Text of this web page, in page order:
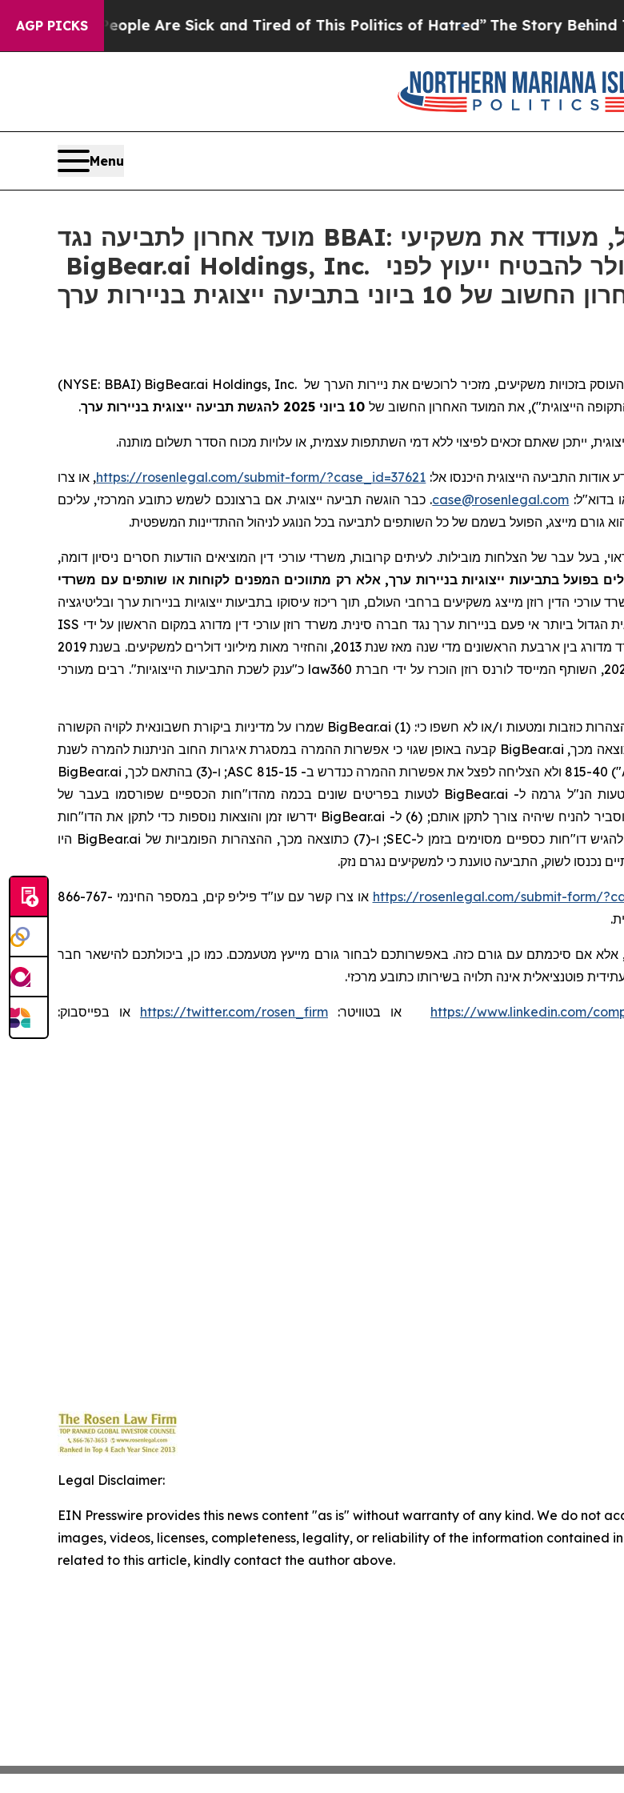
AGP PICKS
“People Are Sick and Tired of This Politics of Hatred”The Story Behind
Menu
מועד אחרון לתביעה נגד BBAI: רוזן, יועץ למשקיעים מוביל, מעודד את משקיעי
BigBear.ai Holdings, Inc. עם הפסדים של יותר מ- 500 אלף דולר להבטיח ייעוץ לפני
בזכויות משקיעים, מזכיר לרוכשים את ניירות הערך של BigBear.ai Holdings, Inc.
(
NYSE: BBAI
)
.
ייתכן שאתם זכאים לפיצוי ללא דמי השתתפות עצמית, או עלויות מכוח הסדר תשלום מותנה.
אודות התביעה הייצוגית היכנסו אל: https://rosenlegal.com/submit-form/?case_id=37621, או צרו
case@rosenlegal.com. כבר הוגשה תביעה ייצוגית. אם ברצונכם לשמש כתובע המרכזי, עליכם
גורם מייצג, הפועל בשמם של כל השותפים לתביעה בכל הנוגע לניהול ההתדיינות המשפטית.
בעל עבר של הצלחות מובילות. לעיתים קרובות, משרדי עורכי דין המוציאים הודעות חסרים ניסיון דומה,
בפועל בתביעות ייצוגיות בניירות ערך, אלא רק מתווכים המפנים לקוחות או שותפים עם משרדי
עורכי הדין רוזן מייצג משקיעים ברחבי העולם, תוך ריכוז עיסוקו בתביעות ייצוגיות בניירות ערך ובליטיגציה
הגדול ביותר אי פעם בניירות ערך נגד חברה סינית. משרד רוזן עורכי דין מדורג במקום הראשון על ידי ISS
שרותי תביעה ייצוגית, בגין מספר יישובי תביעות ייצוגיות בשנת 2017. המשרד מדורג בין ארבעת הראשונים מדי שנה מאז שנת 2013, והחזיר מאות מיליוני דולרים למשקיעים. בשנת 2019
law360 כ"ענק לשכת התביעות הייצוגיות". רבים מעורכי
על פי התביעה, לאורך כל תקופת הייצוגית, הנתבעים הצהירו הצהרות כוזבות ומטעות ו/או לא חשפו כי: (1) BigBear.ai שמרו על מדיניות ביקורת חשבונאית לקויה הקשורה
לדיווח וגילוי של עסקאות מסוימות לא שגרתיות, חריגות או מורכבות; (2) כתוצאה מכך, BigBear.ai קבעה באופן שגוי כי אפשרות ההמרה במסגרת איגרות החוב הניתנות להמרה לשנת
2026 זכאית לחריג היקף הנגזר על פי קודיפיקציה של תקני חשבונאות ("ASC") 815-40 ולא הצליחה לפצל את אפשרות ההמרה כנדרש ב- ASC 815-15; ו-(3) בהתאם לכך, BigBear.ai
ניהלה באופן שגוי את איגרות החוב הניתנות להמרה לשנת 2026; (4) הטעות הנ"ל גרמה ל- BigBear.ai לטעות בפריטים שונים בכמה מהדו"חות הכספיים שפורסמו בעבר של
BigBear.ai; ו- (5) כתוצאה מכך, הדו"חות הכספיים הללו לא היו מדויקים וסביר להניח שיהיה צורך לתקן אותם; (6) ל- BigBear.ai ידרשו זמן והוצאות נוספות כדי לתקן את הדו"חות
הכספיים הלא מדויקים, ובכך להגדיל את הסיכון ש- BigBear.ai לא תוכל להגיש דו"חות כספיים מסוימים בזמן ל-SEC; ו-(7) כתוצאה מכך, ההצהרות הפומביות של BigBear.ai היו
נכנסו לשוק, התביעה טוענת כי למשקיעים נגרם נזק.
https://rosenlegal.com/submit-form/
או צרו קשר עם עו"ד פיליפ קים, במספר החינמי 866-767-
אלא אם סיכמתם עם גורם כזה. באפשרותכם לבחור גורם מייעץ מטעמכם. כמו כן, ביכולתכם להישאר חבר
פוטנציאלית אינה תלויה בשירותו כתובע מרכזי.
https://www.linkedin.com/ או בטוויטר: https://twitter.com/rosen_firm או בפייסבוק:
Legal Disclaimer:
EIN Presswire provides this news content "as is" without warranty of any kind. We do not
images, videos, licenses, completeness, legality, or reliability of the information contained
related to this article, kindly contact the author above.